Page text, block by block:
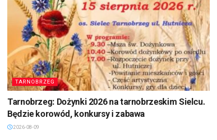
TARNOBRZEG
Tarnobrzeg: Dożynki 2026 na tarnobrzeskim Sielcu.
Będzie korowód, konkursy i zabawa
2026-08-09